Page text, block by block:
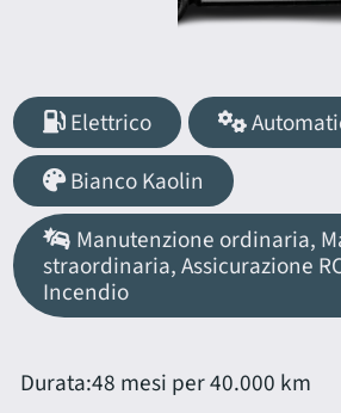
Elettrico
Bianco Kaolin
Manutenzione ordinaria,
straordinaria, Assicurazione
Incendio
Durata:48 mesi per 40.000 km